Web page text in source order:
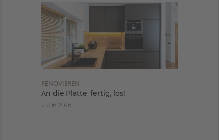
RENOVIEREN
An die Platte, fertig, los!
25.06.2026